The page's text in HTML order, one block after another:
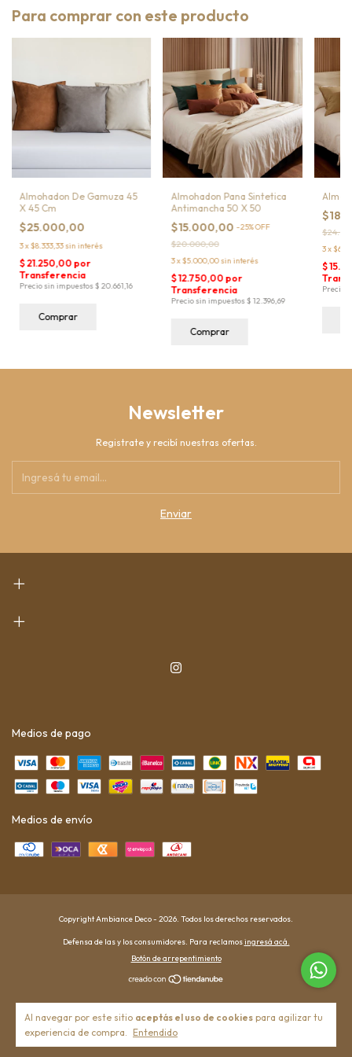
Al navegar por este sitio aceptás el uso de cookies para agilizar tu
experiencia de compra. Entendido
Para comprar con este producto
Almohadon De Gamuza 45
X 45 Cm
$25.000,00
3x$8.333,33sin interés
Comprar
Almohadon Pana Sintetica
Antimancha 50 X 50
$15.000,00 -25%OFF
$20.000,00
3x$5.000,00sin interés
Comprar
3x
Newsletter
Registrate y recibí nuestras ofertas.
Medios de pago
Medios de envío
Copyright Ambiance Deco - 2026. Todos los derechos reservados.
Defensa de las y los consumidores. Para reclamosingresá acá.
Botón de arrepentimiento